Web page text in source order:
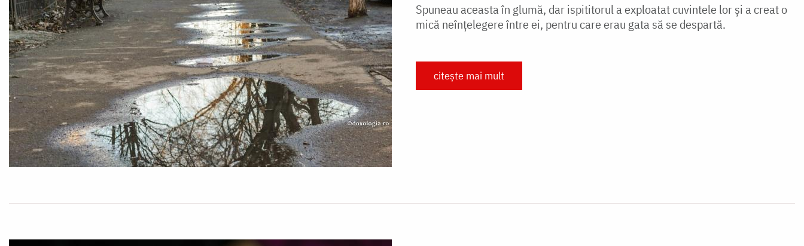
Spuneau aceasta în glumă, dar ispititorul a exploatat cuvintele lor și a creat o
mică neînțelegere între ei, pentru care erau gata să se despartă.
citește mai mult